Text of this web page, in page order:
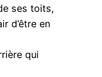
ses toits,
d’être en
qui